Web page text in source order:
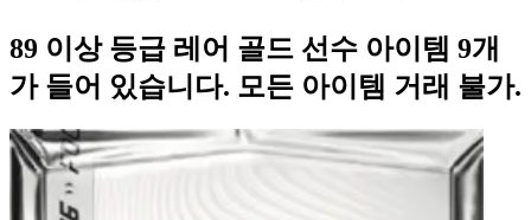
89 이상 등급 레어 골드 선수 아이템 9개
가 들어 있습니다. 모든 아이템 거래 불가.